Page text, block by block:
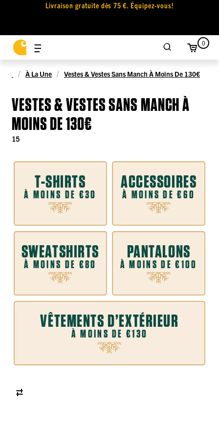
Livraison gratuite dès 75 €. Équipez-vous!
0
À La Une Vestes & Vestes Sans Manch À Moins De 130€
VESTES & VESTES SANS MANCH À
MOINS DE 130€
15
T-SHIRTS
À MOINS DE €30
ACCESSOIRES
À MOINS DE €60
SWEATSHIRTS
À MOINS DE €80
PANTALONS
À MOINS DE €100
VÊTEMENTS D’EXTÉRIEUR
À MOINS DE €130